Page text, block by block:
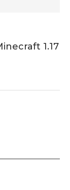
1.17